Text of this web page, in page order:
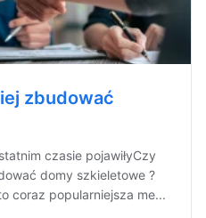
zbudować
czasie pojawiłyCzy
domy szkieletowe ?
coraz popularniejsza me...